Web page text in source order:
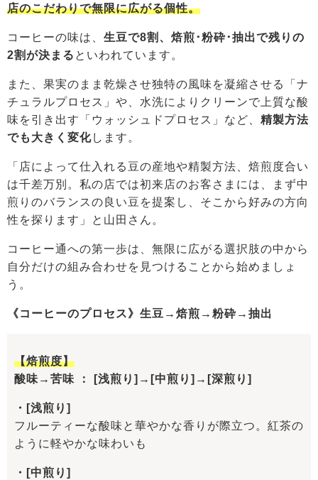
店のこだわりで無限に広がる個性。
コーヒーの味は、 生豆で8割、焙煎･粉砕･抽出で残りの
2割が決まる といわれています。
また、果実のまま乾燥させ独特の風味を凝縮させる「ナ
チュラルプロセス」や、水洗によりクリーンで上質な酸
味を引き出す「ウォッシュドプロセス」など、 精製方法
でも大きく変化します。
「店によって仕入れる豆の産地や精製方法、焙煎度合い
は千差万別。私の店では初来店のお客さまには、まず中
煎りのバランスの良い豆を提案し、そこから好みの方向
性を探ります」と山田さん。
コーヒー通への第一歩は、無限に広がる選択肢の中から
自分だけの組み合わせを見つけることから始めましょ
う。
《コーヒーのプロセス》生豆→焙煎→粉砕→抽出
【焙煎度】
酸味→苦味 ： [浅煎り]→[中煎り]→[深煎り]
・[浅煎り]
フルーティーな酸味と華やかな香りが際立つ。紅茶の
ように軽やかな味わいも
・[中煎り]